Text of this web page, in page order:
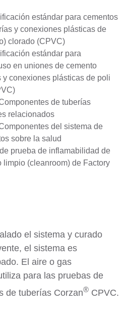
estándar para cementos
y conexiones plásticas de
clorado (CPVC)
estándar para
en uniones de cemento
y conexiones plásticas de poli
de tuberías
relacionados
del sistema de
sobre la salud
prueba de inflamabilidad de
limpio (cleanroom) de Factory
el sistema y curado
el sistema es
El aire o gas
para las pruebas de
de tuberías Corzan® CPVC.